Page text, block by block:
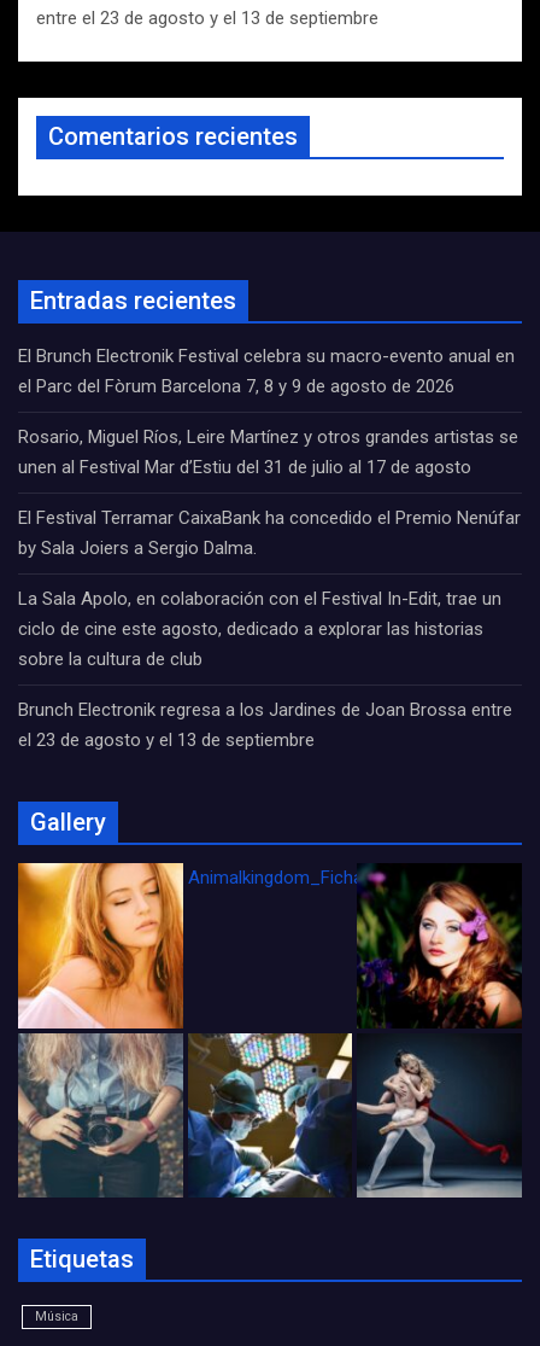
entre el 23 de agosto y el 13 de septiembre
Comentarios recientes
Entradas recientes
El Brunch Electronik Festival celebra su macro-evento anual en
el Parc del Fòrum Barcelona 7, 8 y 9 de agosto de 2026
Rosario, Miguel Ríos, Leire Martínez y otros grandes artistas se
unen al Festival Mar d’Estiu del 31 de julio al 17 de agosto
El Festival Terramar CaixaBank ha concedido el Premio Nenúfar
by Sala Joiers a Sergio Dalma.
La Sala Apolo, en colaboración con el Festival In-Edit, trae un
ciclo de cine este agosto, dedicado a explorar las historias
sobre la cultura de club
Brunch Electronik regresa a los Jardines de Joan Brossa entre
el 23 de agosto y el 13 de septiembre
Gallery
Animalkingdom_FichaCine
Etiquetas
Música